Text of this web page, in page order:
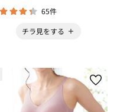
65件
チラ見をする